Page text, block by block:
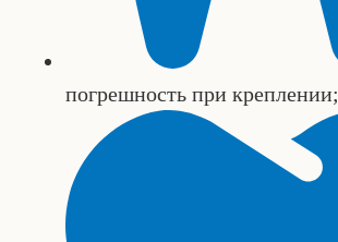
погрешность при креплении;